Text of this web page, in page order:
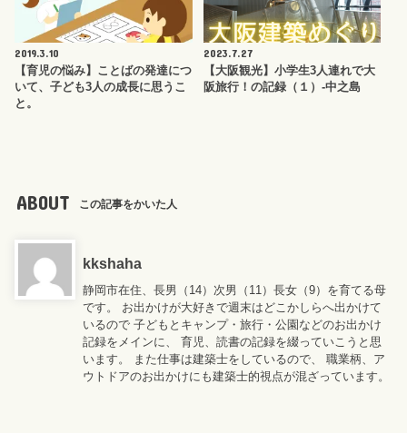
2019.3.10
【育児の悩み】ことばの発達につ
いて、子ども3人の成長に思うこ
と。
2023.7.27
【大阪観光】小学生3人連れで大
阪旅行！の記録（１）-中之島
ABOUT この記事をかいた人
kkshaha
静岡市在住、長男（14）次男（11）長女（9）を育てる母
です。 お出かけが大好きで週末はどこかしらへ出かけて
いるので 子どもとキャンプ・旅行・公園などのお出かけ
記録をメインに、 育児、読書の記録を綴っていこうと思
います。 また仕事は建築士をしているので、 職業柄、ア
ウトドアのお出かけにも建築士的視点が混ざっています。